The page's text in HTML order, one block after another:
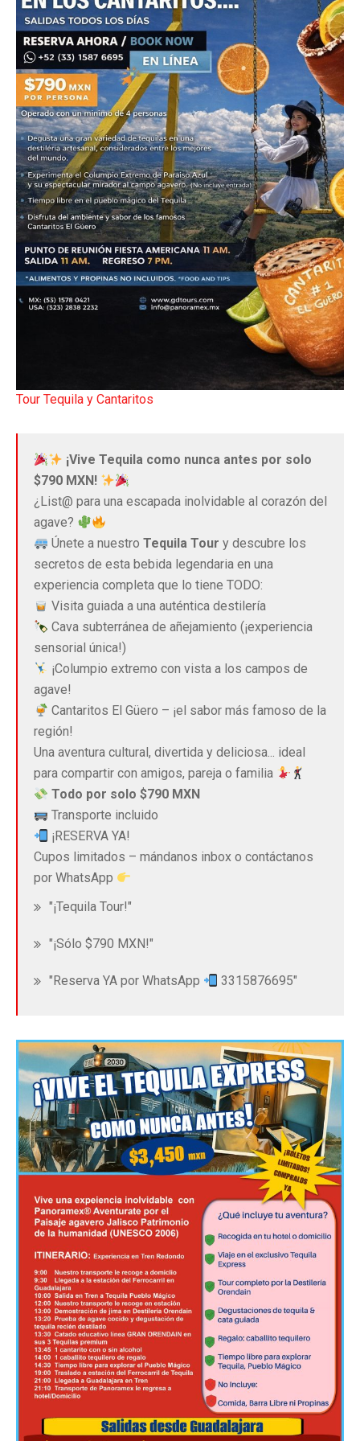
Tour Tequila y Cantaritos
¡Vive Tequila como nunca antes por solo
$790 MXN!
¿List@ para una escapada inolvidable al corazón del
agave?
Únete a nuestroTequila Tour y descubre los
secretos de esta bebida legendaria en una
experiencia completa que lo tiene TODO:
Visita guiada a una auténtica destilería
Cava subterránea de añejamiento (¡experiencia
sensorial única!)
¡Columpio extremo con vista a los campos de
agave!
Cantaritos El Güero – ¡el sabor más famoso de la
región!
Una aventura cultural, divertida y deliciosa... ideal
para compartir con amigos, pareja o familia
Todo por solo $790 MXN
Transporte incluido
¡RESERVA YA!
Cupos limitados – mándanos inbox o contáctanos
por WhatsApp
"¡Tequila Tour!"
"¡Sólo $790 MXN!"
"Reserva YA por WhatsApp 3315876695"